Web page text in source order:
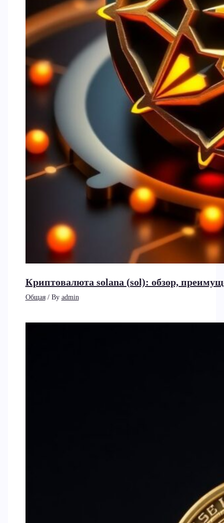
Криптовалюта solana (sol): обзор,
Общая/ By admin